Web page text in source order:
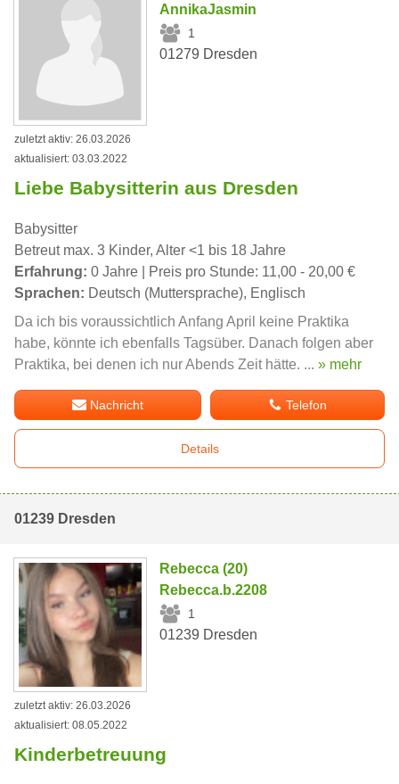
AnnikaJasmin
1
01279 Dresden
zuletzt aktiv: 26.03.2026
aktualisiert: 03.03.2022
Liebe Babysitterin aus Dresden
Babysitter
Betreut max. 3 Kinder, Alter <1 bis 18 Jahre
Erfahrung: 0 Jahre | Preis pro Stunde: 11,00 - 20,00 €
Sprachen: Deutsch (Muttersprache), Englisch
Da ich bis voraussichtlich Anfang April keine Praktika
habe, könnte ich ebenfalls Tagsüber. Danach folgen aber
Praktika, bei denen ich nur Abends Zeit hätte. ... » mehr
Nachricht Telefon
Details
01239 Dresden
Rebecca (20)
Rebecca.b.2208
1
01239 Dresden
zuletzt aktiv: 26.03.2026
aktualisiert: 08.05.2022
Kinderbetreuung